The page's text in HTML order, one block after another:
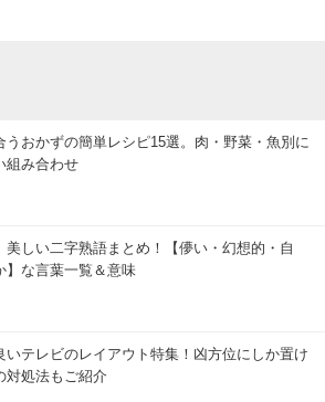
うおかずの簡単レシピ15選。肉・野菜・魚別に
組み合わせ
美しい二字熟語まとめ！【儚い・幻想的・自
】な言葉一覧＆意味
いテレビのレイアウト特集！凶方位にしか置け
対処法もご紹介